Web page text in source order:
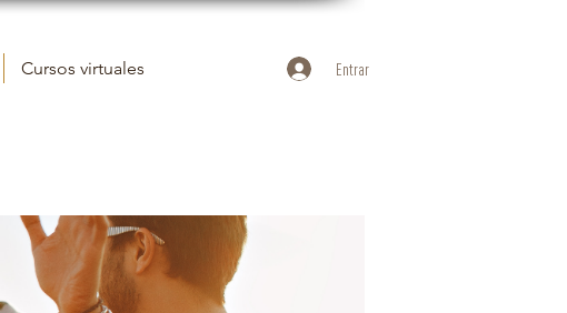
Cursos virtuales Entrar